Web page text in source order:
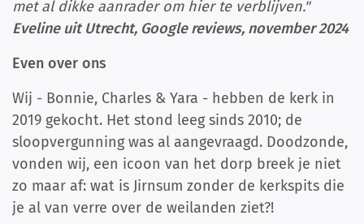
met al dikke aanrader om hier te verblijven."
Eveline uit Utrecht, Google reviews, november 2024
Even over ons
Wij - Bonnie, Charles & Yara - hebben de kerk in
2019 gekocht. Het stond leeg sinds 2010; de
sloopvergunning was al aangevraagd. Doodzonde,
vonden wij, een icoon van het dorp breek je niet
zo maar af: wat is Jirnsum zonder de kerkspits die
je al van verre over de weilanden ziet?!